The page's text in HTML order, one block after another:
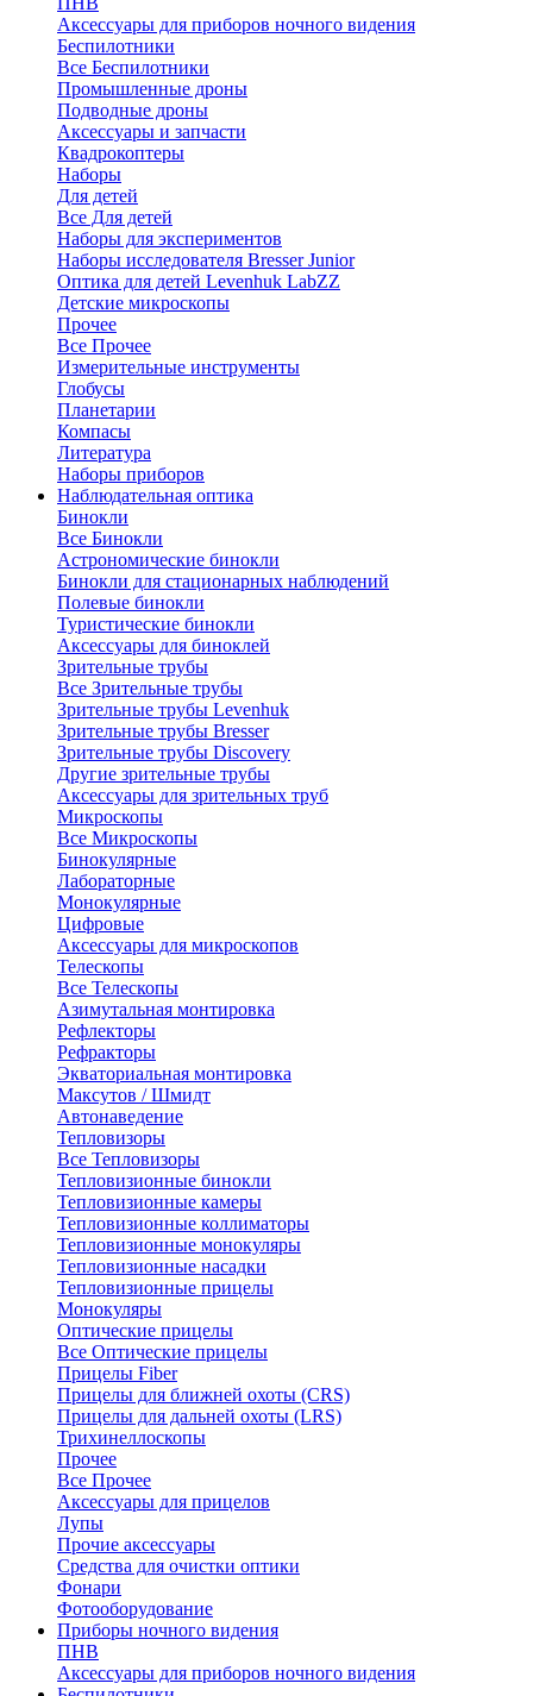
Аксессуары для приборов ночного видения
Беспилотники
Все Беспилотники
Промышленные дроны
Подводные дроны
Аксессуары и запчасти
Квадрокоптеры
Наборы
Для детей
Все Для детей
Наборы для экспериментов
Наборы исследователя Bresser Junior
Оптика для детей Levenhuk LabZZ
Детские микроскопы
Прочее
Все Прочее
Измерительные инструменты
Глобусы
Планетарии
Компасы
Литература
Наборы приборов
Наблюдательная оптика
Бинокли
Все Бинокли
Астрономические бинокли
Бинокли для стационарных наблюдений
Полевые бинокли
Туристические бинокли
Аксессуары для биноклей
Зрительные трубы
Все Зрительные трубы
Зрительные трубы Levenhuk
Зрительные трубы Bresser
Зрительные трубы Discovery
Другие зрительные трубы
Аксессуары для зрительных труб
Микроскопы
Все Микроскопы
Бинокулярные
Лабораторные
Монокулярные
Цифровые
Аксессуары для микроскопов
Телескопы
Все Телескопы
Азимутальная монтировка
Рефлекторы
Рефракторы
Экваториальная монтировка
Максутов / Шмидт
Автонаведение
Тепловизоры
Все Тепловизоры
Тепловизионные бинокли
Тепловизионные камеры
Тепловизионные коллиматоры
Тепловизионные монокуляры
Тепловизионные насадки
Тепловизионные прицелы
Монокуляры
Оптические прицелы
Все Оптические прицелы
Прицелы Fiber
Прицелы для ближней охоты (CRS)
Прицелы для дальней охоты (LRS)
Трихинеллоскопы
Прочее
Все Прочее
Аксессуары для прицелов
Лупы
Прочие аксессуары
Средства для очистки оптики
Фонари
Фотооборудование
Приборы ночного видения
ПНВ
Аксессуары для приборов ночного видения